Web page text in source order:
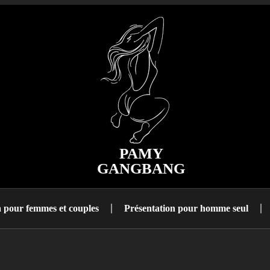
PAMY
GANGBANG
pour femmes et couples Présentation pour homme seul